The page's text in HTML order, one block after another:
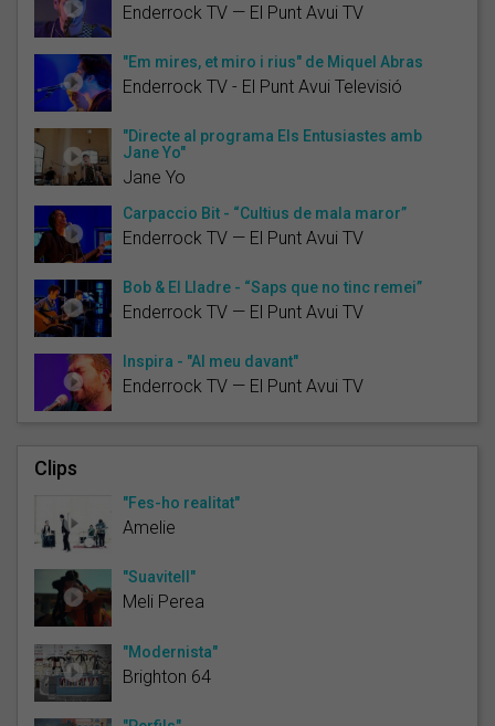
Enderrock TV — El Punt Avui TV
"Em mires, et miro i rius" de Miquel Abras
Enderrock TV - El Punt Avui Televisió
"Directe al programa Els Entusiastes amb
Jane Yo"
Jane Yo
Carpaccio Bit - “Cultius de mala maror”
Enderrock TV — El Punt Avui TV
Bob & El Lladre - “Saps que no tinc remei”
Enderrock TV — El Punt Avui TV
Inspira - "Al meu davant"
Enderrock TV — El Punt Avui TV
Clips
"Fes-ho realitat"
Amelie
"Suavitell"
Meli Perea
"Modernista"
Brighton 64